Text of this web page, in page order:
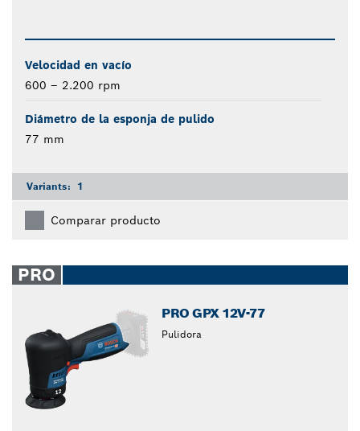
Velocidad en vacío
600 – 2.200 rpm
Diámetro de la esponja de pulido
77 mm
Variants: 1
Comparar producto
PRO
PRO GPX 12V-77
Pulidora